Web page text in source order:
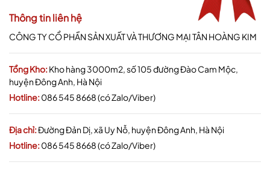
Thông tin liên hệ
CÔNG TY CỔ PHẦN SẢN XUẤT VÀ THƯƠNG MẠI TÂN HOÀNG KIM
Tổng Kho:Kho hàng 3000m2, số 105 đường Đào Cam Mộc,
huyện Đông Anh, Hà Nội
Hotline:086 545 8668 (có Zalo/Viber)
Địa chỉ:Đường Đản Dị, xã Uy Nỗ, huyện Đông Anh, Hà Nội
Hotline:086 545 8668 (có Zalo/Viber)